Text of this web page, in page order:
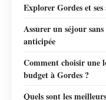
Explorer Gordes et
Assurer un séjour
anticipée
Comment choisir une
budget à Gordes ?
Quels sont les